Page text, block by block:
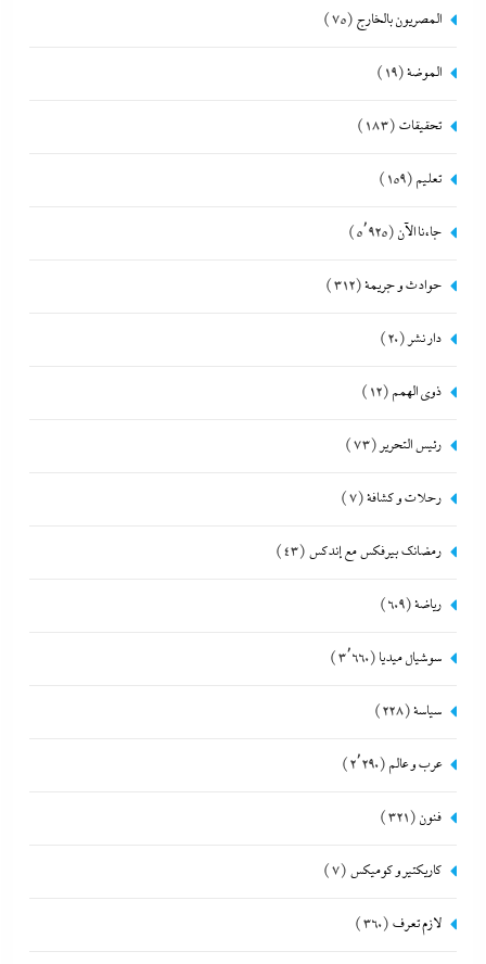
المصريون بالخارج (75)
الموضة(19)
تحقيقات (183)
تعليم (159)
جاءنا الآن (5٬925)
حوادث و جريمة(312)
دار نشر (20)
ذوى الهمم (12)
رئيس التحرير (73)
رحلات و كشافة(7)
رمضانك بيرفكس مع إندكس (43)
رياضة(609)
سوشيال ميديا (3٬660)
سياسة(228)
عرب و عالم (2٬290)
فنون (321)
كاريكتير و كوميكس (7)
لازم تعرف (360)